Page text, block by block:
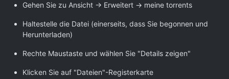
Gehen Sie zu Ansicht -> Erweitert -> meine torrents
Haltestelle die Datei (einerseits, dass Sie begonnen und
Herunterladen)
Rechte Maustaste und wählen Sie "Details zeigen"
Klicken Sie auf "Dateien"-Registerkarte